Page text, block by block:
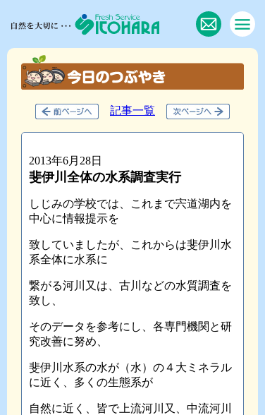
記事一覧
2013年6月28日
斐伊川全体の水系調査実行
しじみの学校では、これまで宍道湖内を
中心に情報提示を
致していましたが、これからは斐伊川水
系全体に水系に
繋がる河川又は、古川などの水質調査を
致し、
そのデータを参考にし、各専門機関と研
究改善に努め、
斐伊川水系の水が（水）の４大ミネラル
に近く、多くの生態系が
自然に近く、皆で上流河川又、中流河川